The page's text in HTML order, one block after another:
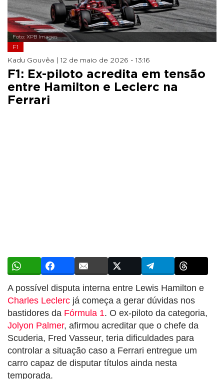
Foto: XPB Images
F1
Kadu Gouvêa | 12 de maio de 2026 - 13:16
F1: Ex-piloto acredita em tensão
entre Hamilton e Leclerc na
Ferrari
A possível disputa interna entre Lewis Hamilton e
Charles Leclerc já começa a gerar dúvidas nos
bastidores da Fórmula 1. O ex-piloto da categoria,
Jolyon Palmer, afirmou acreditar que o chefe da
Scuderia, Fred Vasseur, teria dificuldades para
controlar a situação caso a Ferrari entregue um
carro capaz de disputar títulos ainda nesta
temporada.